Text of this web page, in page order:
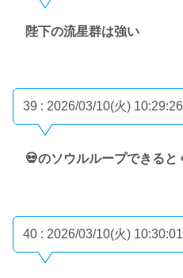
陛下の流星群は強い
39 : 2026/03/10(火)
💀のソウルループできると
40 : 2026/03/10(火)